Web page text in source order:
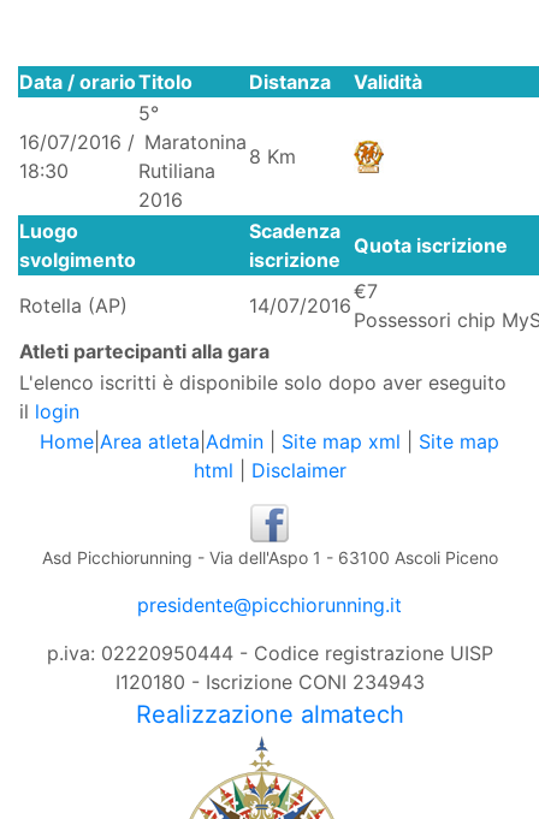
Data / orarioTitolo Distanza Validità
16/07/2016 /
18:30
5°
Maratonina
Rutiliana
2016
8 Km
Luogo
svolgimento
Scadenza
iscrizione
Quota iscrizione
Rotella (AP) 14/07/2016
€7
Possessori chip
Atleti partecipanti alla gara
L'elenco iscritti è disponibile solo dopo aver eseguito
il login
Home Area atleta Admin Site map xml
Site map
html
Disclaimer
Asd Picchiorunning - Via dell'Aspo 1 - 63100 Ascoli Piceno
presidente@picchiorunning.it
p.iva: 02220950444 - Codice registrazione UISP
I120180 - Iscrizione CONI 234943
Realizzazione almatech